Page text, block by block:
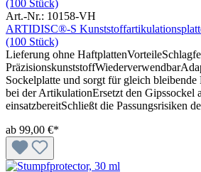
Art.-Nr.: 10158-VH
ARTIDISC®-S
(100 Stück)
Lieferung ohne
Sockelplatte und sorgt für gleich
bei der ArtikulationErsetzt den Gipssockel
einsatzbereitSchließt die Passungsrisiken
ab 99,00 €*